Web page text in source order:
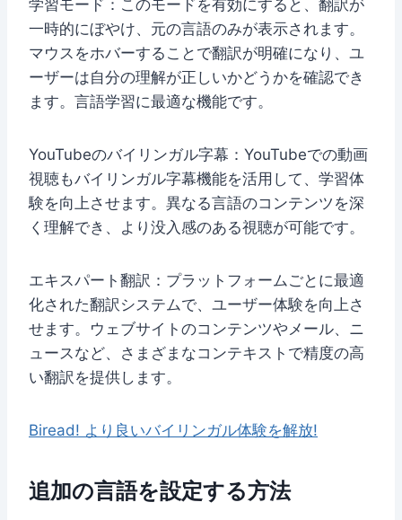
学習モード：このモードを有効にすると、翻訳が
一時的にぼやけ、元の言語のみが表示されます。
マウスをホバーすることで翻訳が明確になり、ユ
ーザーは自分の理解が正しいかどうかを確認でき
ます。言語学習に最適な機能です。
YouTubeのバイリンガル字幕：YouTubeでの動画
視聴もバイリンガル字幕機能を活用して、学習体
験を向上させます。異なる言語のコンテンツを深
く理解でき、より没入感のある視聴が可能です。
エキスパート翻訳：プラットフォームごとに最適
化された翻訳システムで、ユーザー体験を向上さ
せます。ウェブサイトのコンテンツやメール、ニ
ュースなど、さまざまなコンテキストで精度の高
い翻訳を提供します。
Biread! より良いバイリンガル体験を解放!
追加の言語を設定する方法